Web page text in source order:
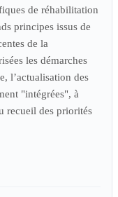
de réhabilitation
principes issus de
de la
les démarches
l’actualisation des
"intégrées", à
recueil des priorités